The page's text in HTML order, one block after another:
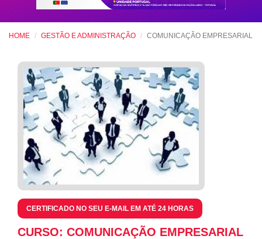
HOME GESTÃO E ADMINISTRAÇÃO COMUNICAÇÃO EMPRESARIAL
CERTIFICADO NO SEU E-MAIL EM ATÉ 24 HORAS
CURSO: COMUNICAÇÃO EMPRESARIAL